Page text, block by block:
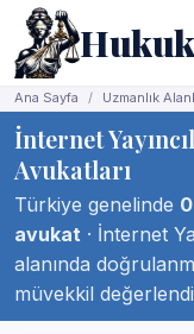
Ana Sayfa Uzmanlık
İnternet
Avukatları
Türkiye genelinde
avukat · İnternet
alanında
müvekkil